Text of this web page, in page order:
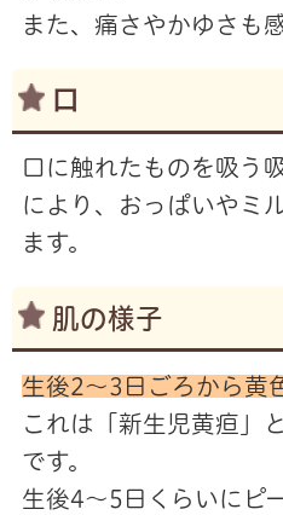
また、痛さやかゆさも
口
口に触れたものを吸う
により、おっぱいやミ
ます。
肌の様子
生後2～3日ごろから黄
これは「新生児黄疸」
です。
生後4～5日くらいにピ